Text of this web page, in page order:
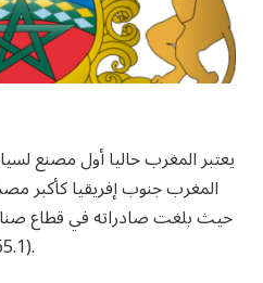
يعتبر المغرب حاليا أول مصنع
المغرب جنوب إفريقيا كأكبر
(65.1 مليار درهم) نهاية عام 2018.